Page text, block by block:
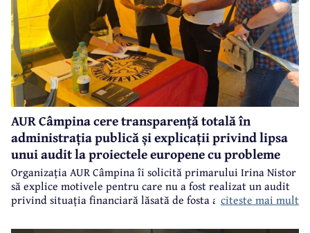
AUR Câmpina cere transparență totală în
administrația publică și explicații privind lipsa
unui audit la proiectele europene cu probleme
Organizația AUR Câmpina îi solicită primarului Irina Nistor
să explice motivele pentru care nu a fost realizat un audit
privind situația financiară lăsată de fosta administrație.
citeste mai mult